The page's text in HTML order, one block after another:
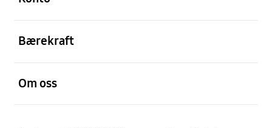
Bærekraft
Om oss